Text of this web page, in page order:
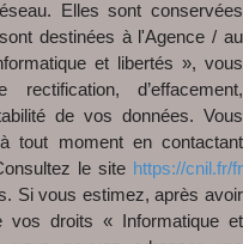
Elles sont conservées
destinées à l'Agence / au
et libertés », vous
d’effacement,
de vos données. Vous
tout moment en contactant
le site https://cnil.fr/fr
Si vous estimez, après avoir
vos droits « Informatique et